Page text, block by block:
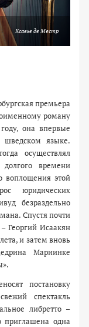
Ксавье де Местр
премьера
роману
она впервые
языке.
осуществлял
времени
воплощения этой
юридических
безраздельно
Спустя почти
Георгий Исаакян
и затем вновь
Мариинке
постановку
спектакль
либретто –
приглашена одна